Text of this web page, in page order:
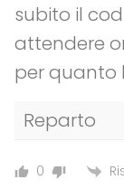
subito il
attendere
per quanto
Reparto
0